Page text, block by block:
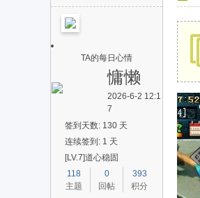
TA的每日心情
慵懒
2026-6-2 12:1
7
签到天数: 130 天
连续签到: 1 天
[LV.7]道心稳固
118
主题
0
回帖
393
积分